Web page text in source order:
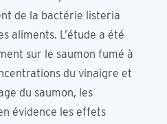
de la bactérie listeria
aliments. L’étude a été
sur le saumon fumé à
du vinaigre et
du saumon, les
évidence les effets